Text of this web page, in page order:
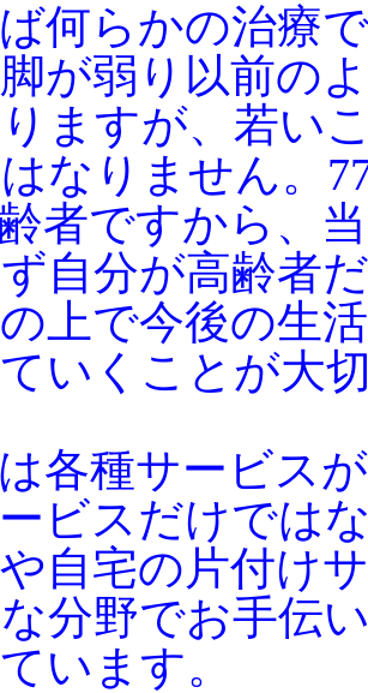
何らかの治療
が弱り以前の
ますが、若い
なりません。
者ですから、
自分が高齢者
上で今後の生
いくことが大
各種サービス
ビスだけでは
自宅の片付け
分野でお手伝
います。